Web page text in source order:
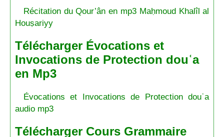
Récitation du Qour’ân en mp3 Maḥmoud Khalîl al
Houṣariyy
Télécharger Évocations et
Invocations de Protection douʿa
en Mp3
Évocations et Invocations de Protection douʿa
audio mp3
Télécharger Cours Grammaire